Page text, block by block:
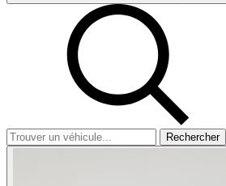
Rechercher